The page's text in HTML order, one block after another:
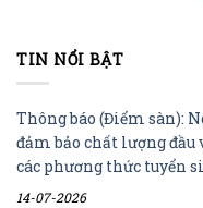
TIN NỔI BẬT
Thông báo (Điểm sàn):
đảm bảo chất lượng đầu
các phương thức tuyển
14-07-2026